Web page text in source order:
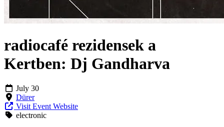
radiocafé rezidensek a
Kertben: Dj Gandharva
July 30
Dürer
Visit Event Website
electronic